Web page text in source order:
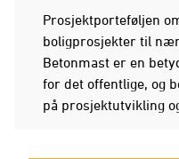
Prosjektporteføljen
boligprosjekter til
Betonmast er en
for det offentlige, og
på prosjektutvikling